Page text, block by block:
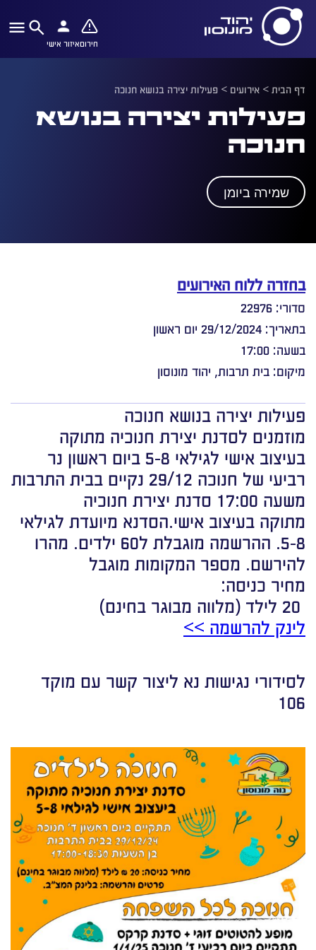
חירוםאיזור אישי
דף הבית> אירועים > פעילות יצירה בנושא חנוכה
פעילות יצירה בנושא
חנוכה
שמירה ביומן
בחזרה ללוח האירועים
סדורי: 22976
בתאריך: 29/12/2024 יום ראשון
בשעה: 17:00
מיקום: בית תרבות, יהוד מונוסון
פעילות יצירה בנושא חנוכה
מוזמנים לסדנת יצירת חנוכיה מתוקה
בעיצוב אישי לגילאי 5-8 ביום ראשון נר
רביעי של חנוכה 29/12 נקיים בבית התרבות
משעה 17:00 סדנת יצירת חנוכיה
מתוקה בעיצוב אישי.הסדנא מיועדת לגילאי
5-8. ההרשמה מוגבלת ל60 ילדים. מהרו
להירשם. מספר המקומות מוגבל
מחיר כניסה:
לינק להרשמה >>
לסידורי נגישות נא ליצור קשר עם מוקד
106